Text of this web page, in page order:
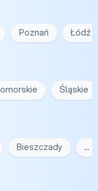
Poznań Łódź
Śląskie
Bieszczady …